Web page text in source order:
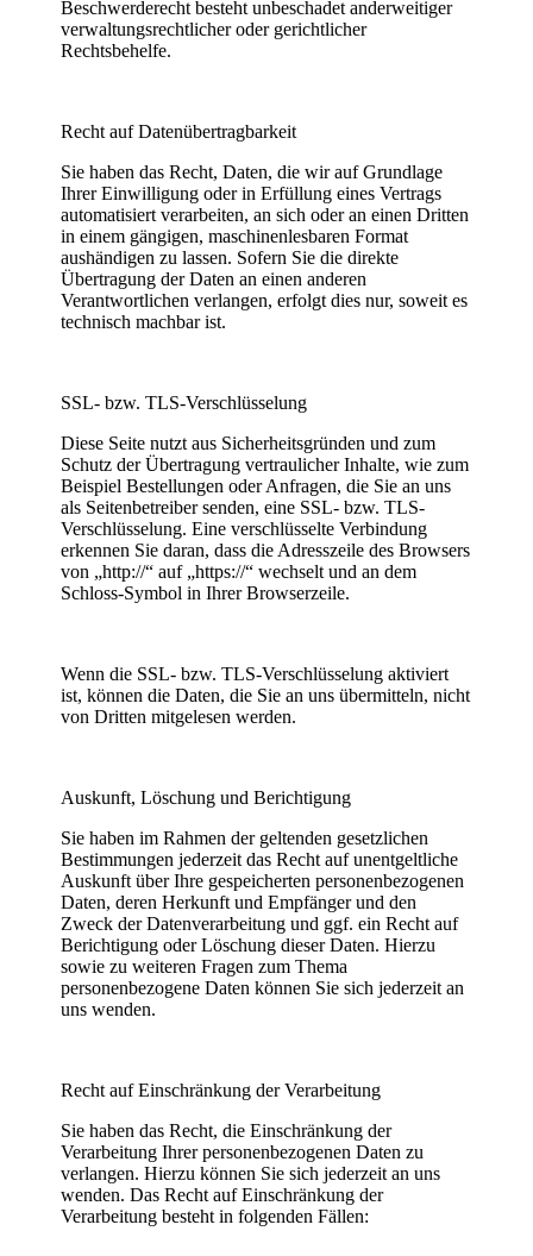
Beschwerderecht besteht unbeschadet anderweitiger
verwaltungsrechtlicher oder gerichtlicher
Rechtsbehelfe.
Recht auf Datenübertragbarkeit
Sie haben das Recht, Daten, die wir auf Grundlage
Ihrer Einwilligung oder in Erfüllung eines Vertrags
automatisiert verarbeiten, an sich oder an einen Dritten
in einem gängigen, maschinenlesbaren Format
aushändigen zu lassen. Sofern Sie die direkte
Übertragung der Daten an einen anderen
Verantwortlichen verlangen, erfolgt dies nur, soweit es
technisch machbar ist.
SSL- bzw. TLS-Verschlüsselung
Diese Seite nutzt aus Sicherheitsgründen und zum
Schutz der Übertragung vertraulicher Inhalte, wie zum
Beispiel Bestellungen oder Anfragen, die Sie an uns
als Seitenbetreiber senden, eine SSL- bzw. TLS-
Verschlüsselung. Eine verschlüsselte Verbindung
erkennen Sie daran, dass die Adresszeile des Browsers
von „http://“ auf „https://“ wechselt und an dem
Schloss-Symbol in Ihrer Browserzeile.
Wenn die SSL- bzw. TLS-Verschlüsselung aktiviert
ist, können die Daten, die Sie an uns übermitteln, nicht
von Dritten mitgelesen werden.
Auskunft, Löschung und Berichtigung
Sie haben im Rahmen der geltenden gesetzlichen
Bestimmungen jederzeit das Recht auf unentgeltliche
Auskunft über Ihre gespeicherten personenbezogenen
Daten, deren Herkunft und Empfänger und den
Zweck der Datenverarbeitung und ggf. ein Recht auf
Berichtigung oder Löschung dieser Daten. Hierzu
sowie zu weiteren Fragen zum Thema
personenbezogene Daten können Sie sich jederzeit an
uns wenden.
Recht auf Einschränkung der Verarbeitung
Sie haben das Recht, die Einschränkung der
Verarbeitung Ihrer personenbezogenen Daten zu
verlangen. Hierzu können Sie sich jederzeit an uns
wenden. Das Recht auf Einschränkung der
Verarbeitung besteht in folgenden Fällen: